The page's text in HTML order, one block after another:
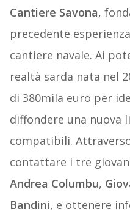
Cantiere Savona,
precedente
cantiere navale. Ai
realtà sarda nata nel
di 380mila euro per
diffondere una nuova
compatibili.
contattare i tre
Andrea Columbu,
Bandini, e ottenere